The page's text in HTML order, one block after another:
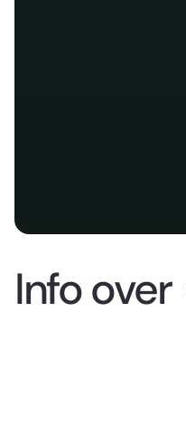
Info over